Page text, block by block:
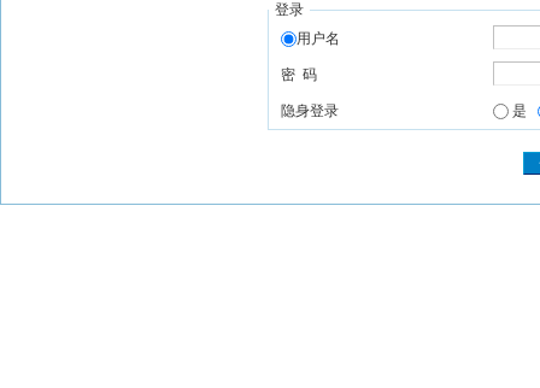
登录
用户名
密 码
隐身登录 是